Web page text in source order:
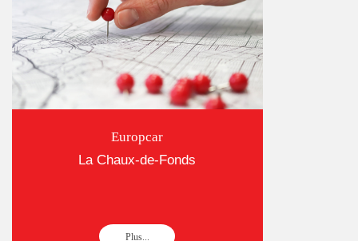
Europcar
La Chaux-de-Fonds
Plus...